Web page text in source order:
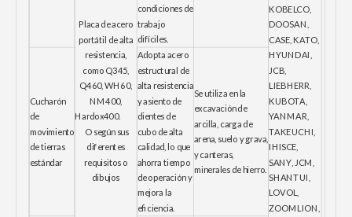
Placa de acero
portátil de alta
resistencia,
como Q345,
Q460, WH60,
NM400,
Hardox400.
O según sus
diferentes
requisitos o
dibujos
condiciones de
trabajo
difíciles.
KOBELCO,
DOOSAN,
CASE, KATO,
HYUNDAI,
JCB,
LIEBHERR,
KUBOTA,
YANMAR,
TAKEUCHI,
IHISCE,
SANY, JCM,
SHANTUI,
LOVOL,
ZOOMLION,
Cucharón
de
movimiento
de tierras
estándar
Adopta acero
estructural de
alta resistencia
y asiento de
dientes de
cubo de alta
calidad, lo que
ahorra tiempo
de operación y
mejora la
eficiencia.
Se utiliza en la
excavación de
arcilla, carga de
arena, suelo y grava,
y canteras,
minerales de hierro.